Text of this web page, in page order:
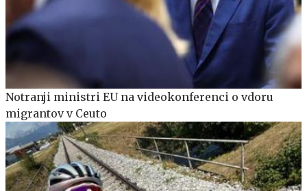
Notranji ministri EU na videokonferenci o vdoru
migrantov v Ceuto